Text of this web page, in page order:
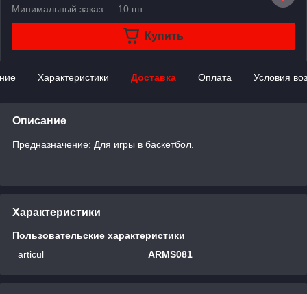
Минимальный заказ — 10 шт.
Купить
Характеристики Доставка Оплата Условия
Описание
Предназначение: Для игры в баскетбол.
Характеристики
Пользовательские характеристики
articul
ARMS081